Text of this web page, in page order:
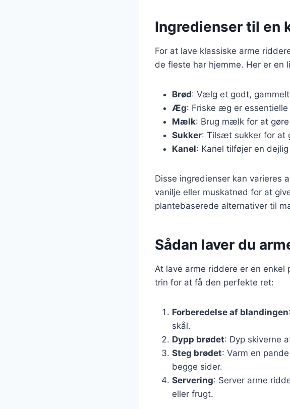
Ingredienser til en
For at lave klassiske arme
de fleste har hjemme. Her er en
Brød: Vælg et godt,
Æg: Friske æg er
Mælk: Brug mælk for at
Sukker: Tilsæt sukker for at
Kanel: Kanel tilføjer en
Disse ingredienser kan
vanilje eller muskatnød for at
plantebaserede alternativer til
Sådan laver du
At lave arme riddere er en enkel
trin for at få den perfekte ret:
Forberedelse af blandingen
skål.
Dypp brødet: Dyp skiverne
Steg brødet: Varm en
begge sider.
Servering: Server arme
eller frugt.